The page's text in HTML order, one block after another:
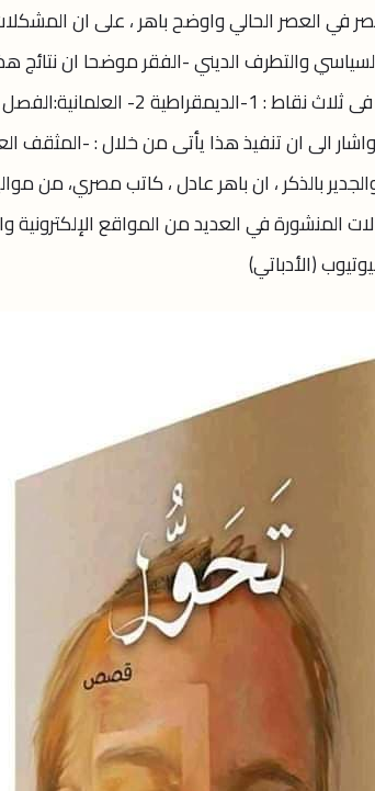
في العصر الحالي واوضح باهر ، على ان
والتطرف الديني -الفقر موضحا ان نتائج
واشار الى ان تنفيذ هذا يأتى من خلال : -المثقف
بالذكر ، ان باهر عادل ، كاتب مصري، من
المنشورة في العديد من المواقع الإلكترونية
(الأدباتي)